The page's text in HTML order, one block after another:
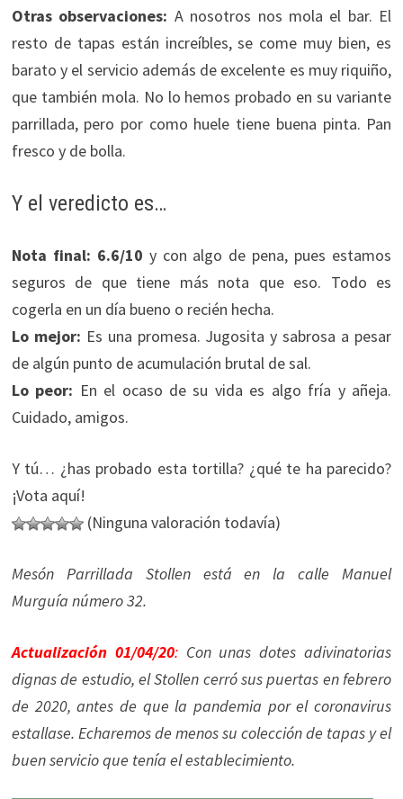
Otras observaciones: A nosotros nos mola el bar. El
resto de tapas están increíbles, se come muy bien, es
barato y el servicio además de excelente es muy riquiño,
que también mola. No lo hemos probado en su variante
parrillada, pero por como huele tiene buena pinta. Pan
fresco y de bolla.
Y el veredicto es…
Nota final: 6.6/10 y con algo de pena, pues estamos
seguros de que tiene más nota que eso. Todo es
cogerla en un día bueno o recién hecha.
Lo mejor: Es una promesa. Jugosita y sabrosa a pesar
de algún punto de acumulación brutal de sal.
Lo peor: En el ocaso de su vida es algo fría y añeja.
Cuidado, amigos.
Y tú… ¿has probado esta tortilla? ¿qué te ha parecido?
¡Vota aquí!
(Ninguna valoración todavía)
Mesón Parrillada Stollen está en la calle Manuel
Murguía número 32.
Actualización 01/04/20:Con unas dotes adivinatorias
dignas de estudio, el Stollen cerró sus puertas en febrero
de 2020, antes de que la pandemia por el coronavirus
estallase. Echaremos de menos su colección de tapas y el
buen servicio que tenía el establecimiento.